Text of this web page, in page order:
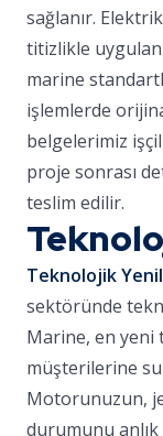
sağlanır.
titizlikle
marine
işlemlerde
belgelerimiz
proje sonrası
teslim edilir.
Teknolojik
sektöründe
Marine, en yeni
müşterilerine
Motorunuzun,
durumunu